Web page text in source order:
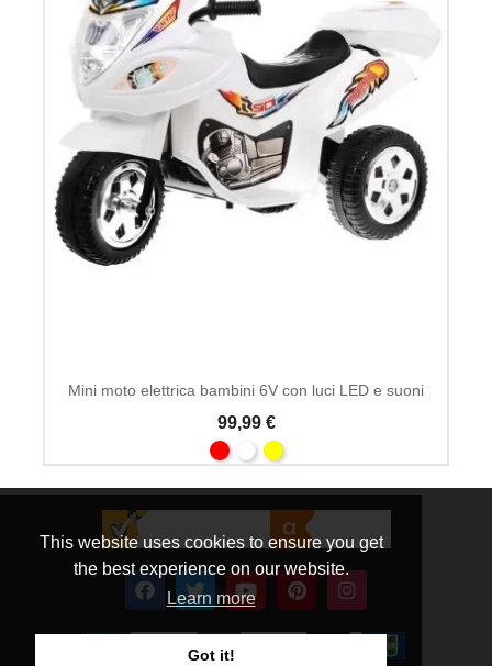
This website uses cookies to ensure you get
the best experience on our website.
Learn more
Got it!
Mini moto elettrica bambini 6V con luci LED e suoni
99,99 €